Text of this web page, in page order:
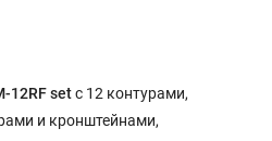
12RF setс 12 контурами,
и кронштейнами,